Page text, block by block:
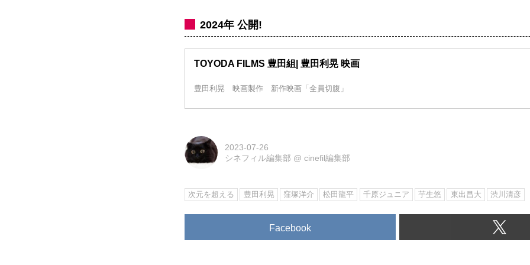
2024年 公開!
TOYODA FILMS 豊田組| 豊田利晃 映画
豊田利晃 映画製作 新作映画「全員切腹」
2023-07-26
シネフィル編集部 @cinefil編集部
次元を超える 豊田利晃 窪塚洋介 松田龍平 千原ジュニア 芋生悠 東出昌大 渋川清彦
Facebook